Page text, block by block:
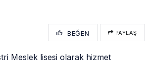
BEĞEN PAYLAŞ
Meslek lisesi olarak hizmet